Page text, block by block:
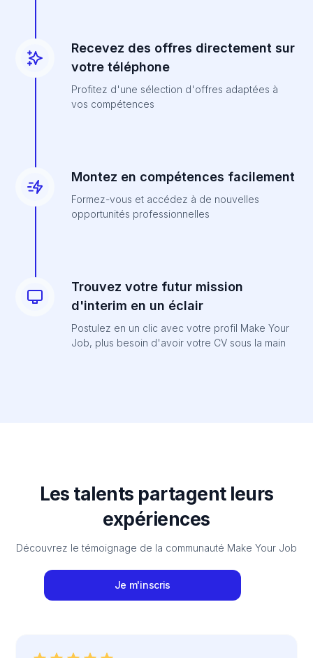
Recevez des offres directement sur
votre téléphone
Profitez d'une sélection d'offres adaptées à
vos compétences
Montez en compétences facilement
Formez-vous et accédez à de nouvelles
opportunités professionnelles
Trouvez votre futur mission
d'interim en un éclair
Postulez en un clic avec votre profil Make Your
Job, plus besoin d'avoir votre CV sous la main
Les talents partagent leurs
expériences
Découvrez le témoignage de la communauté Make Your Job
Je m'inscris